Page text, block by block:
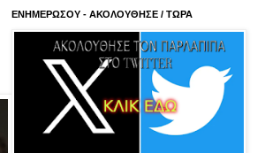
ΕΝΗΜΕΡΩΣΟΥ - ΑΚΟΛΟΥΘΗΣΕ / ΤΩΡΑ